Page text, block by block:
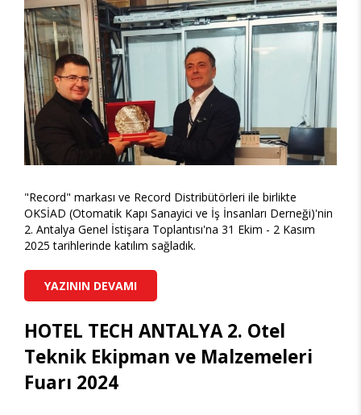
"Record" markası ve Record Distribütörleri ile birlikte
OKSİAD (Otomatik Kapı Sanayici ve İş İnsanları Derneği)'nin
2. Antalya Genel İstişara Toplantısı'na 31 Ekim - 2 Kasım
2025 tarihlerinde katılım sağladık.
YAZININ DEVAMI
HOTEL TECH ANTALYA 2. Otel
Teknik Ekipman ve Malzemeleri
Fuarı 2024